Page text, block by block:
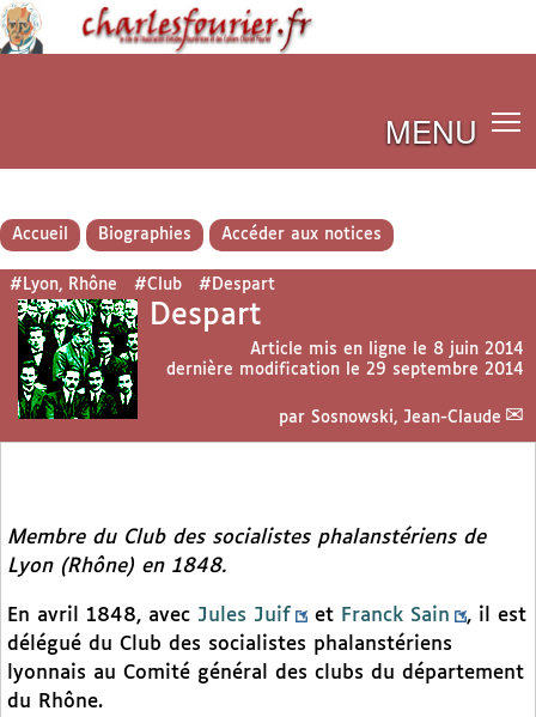
MENU
Accueil Biographies Accéder aux notices
#Lyon, Rhône #Club #Despart
Despart
Article mis en ligne le 8 juin 2014
dernière modification le 29 septembre 2014
par Sosnowski, Jean-Claude
Membre du Club des socialistes phalanstériens de
Lyon (Rhône) en 1848.
En avril 1848, avec Jules Juif et Franck Sain
, il est
délégué du Club des socialistes phalanstériens
lyonnais au Comité général des clubs du département
du Rhône.